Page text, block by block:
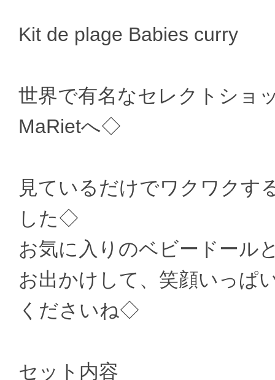
Kit de plage Babies curry
世界で有名なセレクトショ
MaRietへ◇
見ているだけでワクワクす
した◇
お気に入りのベビードール
お出かけして、笑顔いっぱ
くださいね◇
セット内容